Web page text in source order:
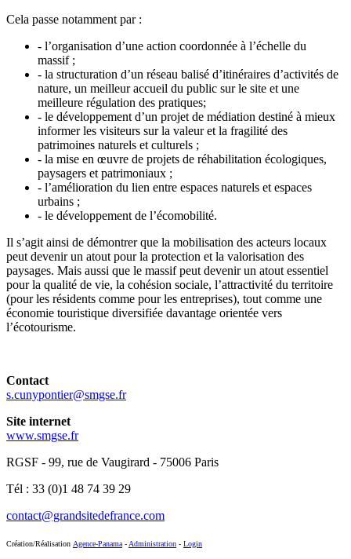
Cela passe notamment par :
- l’organisation d’une action coordonnée à l’échelle du
massif ;
- la structuration d’un réseau balisé d’itinéraires d’activités de
nature, un meilleur accueil du public sur le site et une
meilleure régulation des pratiques;
- le développement d’un projet de médiation destiné à mieux
informer les visiteurs sur la valeur et la fragilité des
patrimoines naturels et culturels ;
- la mise en œuvre de projets de réhabilitation écologiques,
paysagers et patrimoniaux ;
- l’amélioration du lien entre espaces naturels et espaces
urbains ;
- le développement de l’écomobilité.
Il s’agit ainsi de démontrer que la mobilisation des acteurs locaux
peut devenir un atout pour la protection et la valorisation des
paysages. Mais aussi que le massif peut devenir un atout essentiel
pour la qualité de vie, la cohésion sociale, l’attractivité du territoire
(pour les résidents comme pour les entreprises), tout comme une
économie touristique diversifiée davantage orientée vers
l’écotourisme.
Contact
s.cunypontier@smgse.fr
Site internet
www.smgse.fr
RGSF - 99, rue de Vaugirard - 75006 Paris
Tél : 33 (0)1 48 74 39 29
contact@grandsitedefrance.com
Création/Réalisation Agence-Panama - Administration - Login